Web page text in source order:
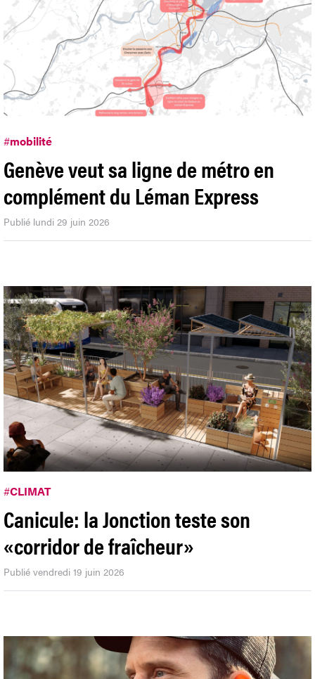
#mobilité
Genève veut sa ligne de métro en
complément du Léman Express
Publié lundi 29 juin 2026
#CLIMAT
Canicule: la Jonction teste son
«corridor de fraîcheur»
Publié vendredi 19 juin 2026